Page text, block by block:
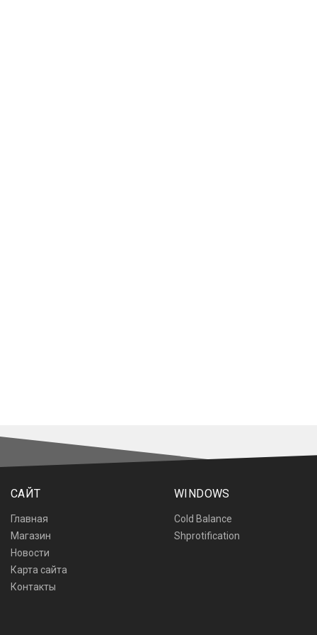
САЙТ WINDOWS
Главная
Cold Balance
Магазин
Shprotification
Новости
Карта сайта
Контакты